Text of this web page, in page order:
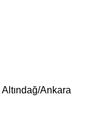
Ankara